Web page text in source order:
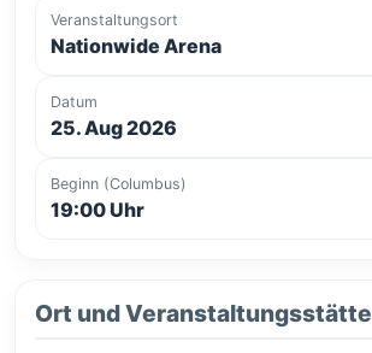
Veranstaltungsort
Nationwide Arena
Datum
25. Aug 2026
Beginn (Columbus)
19:00 Uhr
Ort und Veranstaltungsstätte